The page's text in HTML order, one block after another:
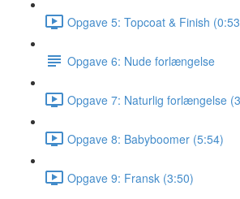
Opgave 5: Topcoat & Finish
Opgave 6: Nude forlængelse
Opgave 7: Naturlig forlængelse
Opgave 8: Babyboomer (5:54)
Opgave 9: Fransk (3:50)